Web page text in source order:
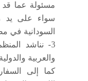
مسئولة عما قد
سواء على يد
السودانية في
3- نناشد
والعربية
كما إلى